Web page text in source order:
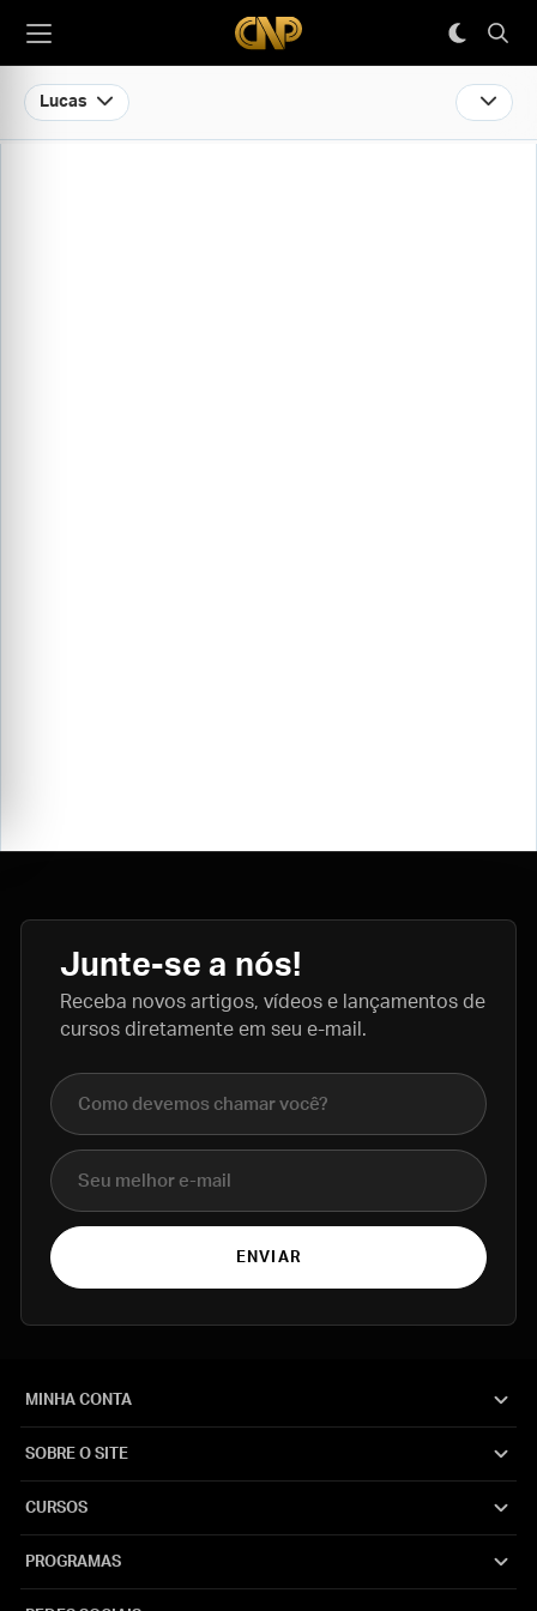
Lucas
Junte-se a nós!
Receba novos artigos, vídeos e lançamentos de
cursos diretamente em seu e-mail.
Nome completo
E-mail
ENVIAR
MINHA CONTA
SOBRE O SITE
CURSOS
PROGRAMAS